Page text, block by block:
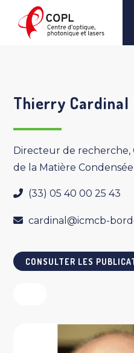
contenu
Thierry Cardinal
Directeur de recherche,
de la Matière
(33) 05 40 00 25 43
cardinal@icmcb-
CONSULTER LES